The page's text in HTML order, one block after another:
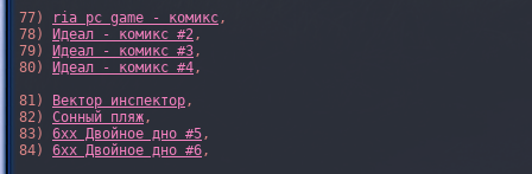
77)
ria pc game - комикс,
78)
Идеал - комикс #2,
79)
Идеал - комикс #3,
80)
Идеал - комикс #4,
81)
Вектор инспектор,
82) Сонный пляж,
83) 6xx Двойное дно #5,
84) 6xx Двойное дно #6,